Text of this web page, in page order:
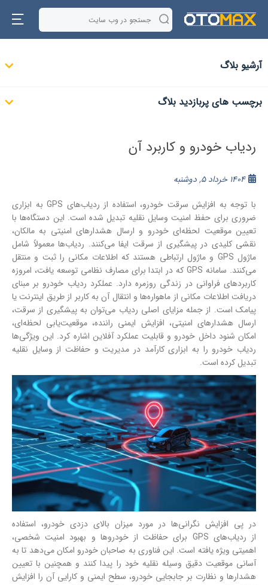
آرشیو بلاگ
برچسب های پربازدید بلاگ
ردیاب خودرو و کاربرد آن
1404 خرداد 5, دوشنبه
با توجه به افزایش سرقت خودرو، استفاده از ردیاب‌های GPS به ابزاری
ضروری برای حفظ امنیت وسایل نقلیه تبدیل شده است. این دستگاه‌ها با
تعیین موقعیت لحظه‌ای خودرو و ارسال هشدارهای امنیتی به مالکان،
نقشی کلیدی در پیشگیری از سرقت ایفا می‌کنند. ردیاب‌ها معمولاً شامل
ماژول GPS و ماژول ارتباطی هستند که اطلاعات مکانی را ثبت و منتقل
می‌کنند. سامانه GPS که در ابتدا برای مصارف نظامی توسعه یافت، امروزه
کاربردهای فراوانی در زندگی روزمره دارد. عملکرد ردیاب خودرو بر مبنای
دریافت اطلاعات مکانی از ماهواره‌ها و انتقال آن به کاربر از طریق اینترنت یا
پیامک است. از جمله مزایای اصلی ردیاب می‌توان به پیشگیری از سرقت،
ارسال هشدارهای امنیتی، افزایش ایمنی راننده، موقعیت‌یابی لحظه‌ای،
امکان شنود داخل خودرو و قابلیت عملکرد آفلاین اشاره کرد. این ویژگی‌ها
ردیاب خودرو را به ابزاری کارآمد در مدیریت و حفاظت از وسایل نقلیه
تبدیل کرده است.
در پی افزایش نگرانی‌ها در مورد میزان بالای دزدی خودرو، استفاده
از ردیاب‌های GPS
برای حفاظت از خودروها و بهبود امنیت شخصی،
اهمیتی ویژه یافته است. این فناوری به صاحبان خودرو امکان می‌دهد تا به
آسانی موقعیت دقیق وسیله نقلیه خود را پیدا کنند و همچنین با تعیین
هشدارها و نظارت بر جابجایی خودرو، سطح ایمنی و کارایی آن را افزایش